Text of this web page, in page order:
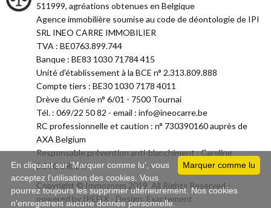
511999, agréations obtenues en Belgique
Agence immobilière soumise au code de déontologie de IPI
SRL INEO CARRE IMMOBILIER
TVA : BE0763.899.744
Banque : BE83 1030 71784 415
Unité d'établissement à la BCE n° 2.313.809.888
Compte tiers : BE30 1030 7178 4011
Drève du Génie n° 6/01 - 7500 Tournai
Tél. : 069/22 50 82 - email : info@ineocarre.be
RC professionnelle et caution : n° 730390160 auprès de
AXA Belgium
Responsable prévention anti-blanchiment : Caroline
DETOURNAY
Copyright © Immozoom 2019. All Rights Reserved -
powered by IPEFIX - Design: Exactement
Marquer comme lu
En cliquant sur 'Marquer comme lu', vous
acceptez l’utilisation des cookies. Vous
pourrez toujours les supprimer ultérieurement. Nos cookies
n'enregistrent aucune donnée personnelle.